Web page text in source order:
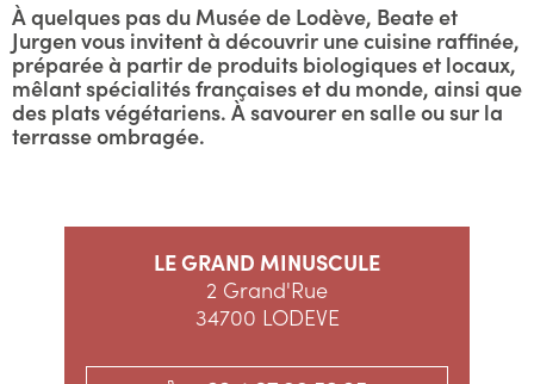
À quelques pas du Musée de Lodève, Beate et
Jurgen vous invitent à découvrir une cuisine raffinée,
préparée à partir de produits biologiques et locaux,
mêlant spécialités françaises et du monde, ainsi que
des plats végétariens. À savourer en salle ou sur la
terrasse ombragée.
LE GRAND MINUSCULE
2 Grand'Rue
34700 LODEVE